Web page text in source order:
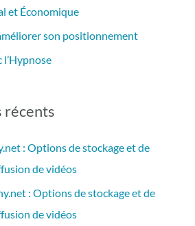
et Économique
son positionnement
l’Hypnose
récents
: Options de stockage et de
de vidéos
: Options de stockage et de
de vidéos